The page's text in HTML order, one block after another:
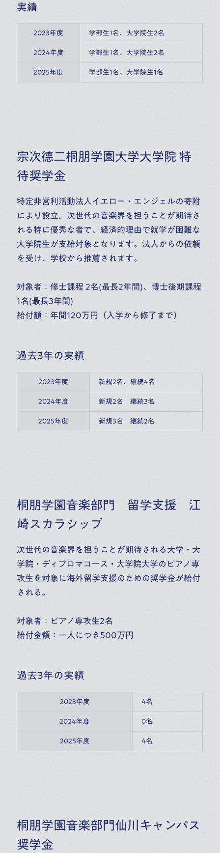
実績
2023年度 学部生1名、大学院生2名
2024年度 学部生1名、大学院生2名
2025年度 学部生1名、大学院生1名
宗次德二桐朋学園大学大学院 特
待奨学金
特定非営利活動法人イエロー・エンジェルの寄附
により設立。次世代の音楽界を担うことが期待さ
れる特に優秀な者で、経済的理由で就学が困難な
大学院生が支給対象となります。法人からの依頼
を受け、学校から推薦されます。
対象者：修士課程 2名(最長2年間)、博士後期課程
1名(最長3年間)
給付額：年間120万円（入学から修了まで）
過去3年の実績
2023年度 新規2名、継続4名
2024年度 新規2名　継続3名
2025年度 新規3名　継続2名
桐朋学園音楽部門 留学支援 江
崎スカラシップ
次世代の音楽界を担うことが期待される大学・大
学院・ディプロマコース・大学院大学のピアノ専
攻生を対象に海外留学支援のための奨学金が給付
される。
対象者：ピアノ専攻生2名
給付金額：一人につき500万円
過去3年の実績
2023年度 4名
2024年度 0名
2025年度 4名
桐朋学園音楽部門仙川キャンパス
奨学金